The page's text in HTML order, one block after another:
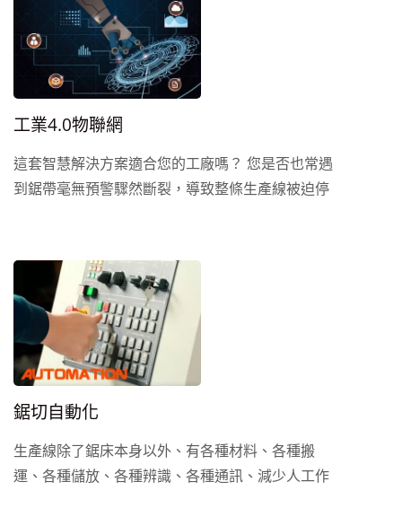
工業4.0物聯網
這套智慧解決方案適合您的工廠嗎？ 您是否也常遇
到鋸帶毫無預警驟然斷裂，導致整條生產線被迫停
工廠老闆來說，新員工「憑感覺」調整鋸切參數往
往會導致兩種慘痛代價：要麼因為害怕斷帶而過早
更換鋸帶、造成成本浪費；要麼就是面臨嚴重的材
料報廢與停機損失。 高聖...
鋸切自動化
生產線除了鋸床本身以外、有各種材料、各種搬
運、各種儲放、各種辨識、各種通訊、減少人工作